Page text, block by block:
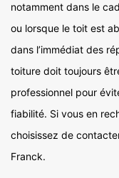
notamment dans le
ou lorsque le toit est
dans l’immédiat des
toiture doit toujours
professionnel pour
fiabilité. Si vous en
choisissez de
Franck.